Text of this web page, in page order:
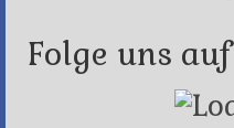
Folge uns